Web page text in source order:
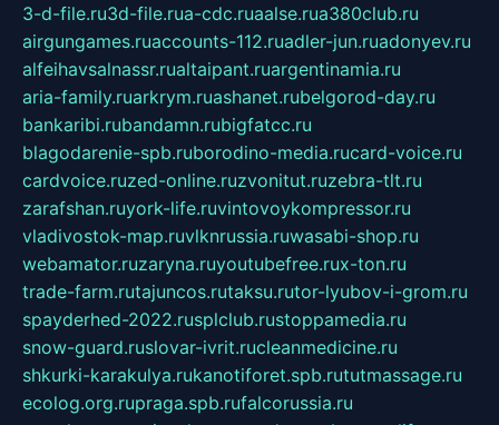
3-d-file.ru3d-file.rua-cdc.ruaalse.rua380club.ru
airgungames.ruaccounts-112.ruadler-jun.ruadonyev.ru
alfeihavsalnassr.rualtaipant.ruargentinamia.ru
aria-family.ruarkrym.ruashanet.rubelgorod-day.ru
bankaribi.rubandamn.rubigfatcc.ru
blagodarenie-spb.ruborodino-media.rucard-voice.ru
cardvoice.ruzed-online.ruzvonitut.ruzebra-tlt.ru
zarafshan.ruyork-life.ruvintovoykompressor.ru
vladivostok-map.ruvlknrussia.ruwasabi-shop.ru
webamator.ruzaryna.ruyoutubefree.rux-ton.ru
trade-farm.rutajuncos.rutaksu.rutor-lyubov-i-grom.ru
spayderhed-2022.rusplclub.rustoppamedia.ru
snow-guard.ruslovar-ivrit.rucleanmedicine.ru
shkurki-karakulya.rukanotiforet.spb.rututmassage.ru
ecolog.org.rupraga.spb.rufalcorussia.ru